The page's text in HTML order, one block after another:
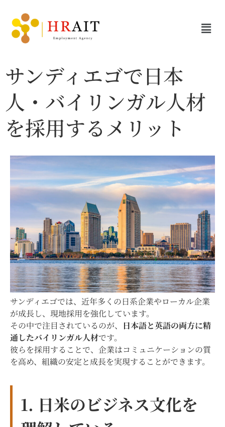
サンディエゴで日本
人・バイリンガル人材
を採用するメリット
サンディエゴでは、近年多くの日系企業やローカル企業
が成長し、現地採用を強化しています。
その中で注目されているのが、
日本語と英語の両方に精
通したバイリンガル人材です。
彼らを採用することで、企業はコミュニケーションの質
を高め、組織の安定と成長を実現することができます。
1. 日米のビジネス文化を